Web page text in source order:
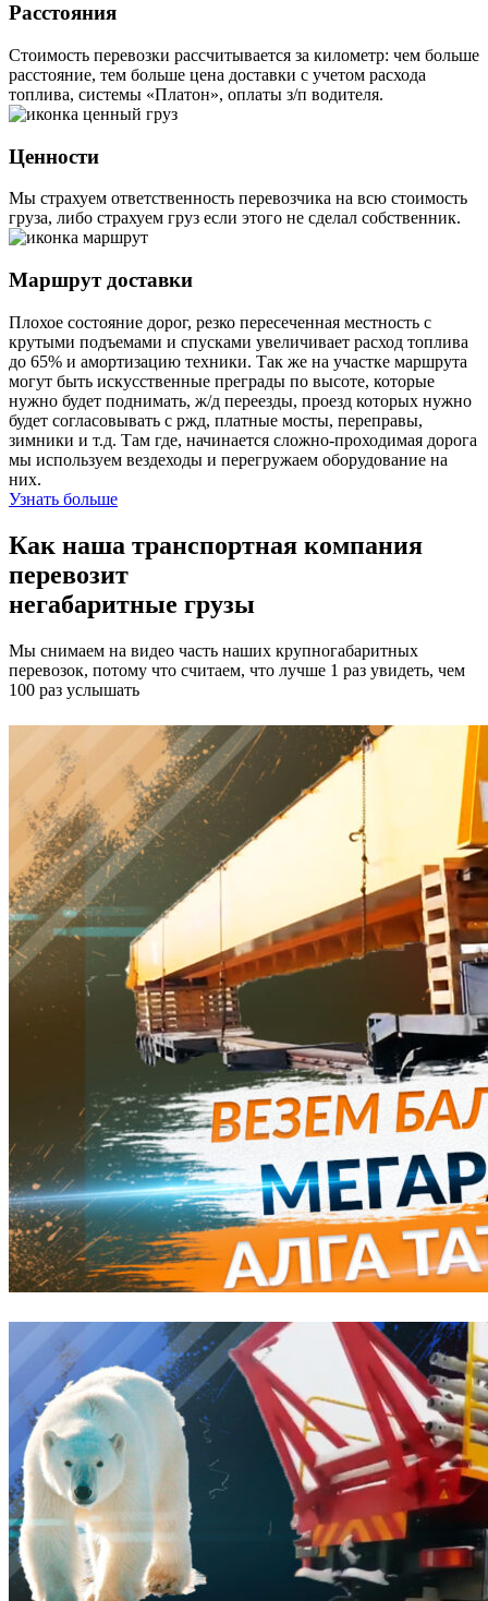
Расстояния
Стоимость перевозки рассчитывается за километр: чем больше
расстояние, тем больше цена доставки с учетом расхода
топлива, системы «Платон», оплаты з/п водителя.
Ценности
Мы страхуем ответственность перевозчика на всю стоимость
груза, либо страхуем груз если этого не сделал собственник.
Маршрут доставки
Плохое состояние дорог, резко пересеченная местность с
крутыми подъемами и спусками увеличивает расход топлива
до 65% и амортизацию техники. Так же на участке маршрута
могут быть искусственные преграды по высоте, которые
нужно будет поднимать, ж/д переезды, проезд которых нужно
будет согласовывать с ржд, платные мосты, переправы,
зимники и т.д. Там где, начинается сложно-проходимая дорога
мы используем вездеходы и перегружаем оборудование на
них.
Узнать больше
Как наша транспортная компания
перевозит
негабаритные грузы
Мы снимаем на видео часть наших крупногабаритных
перевозок, потому что считаем, что лучше 1 раз увидеть, чем
100 раз услышать